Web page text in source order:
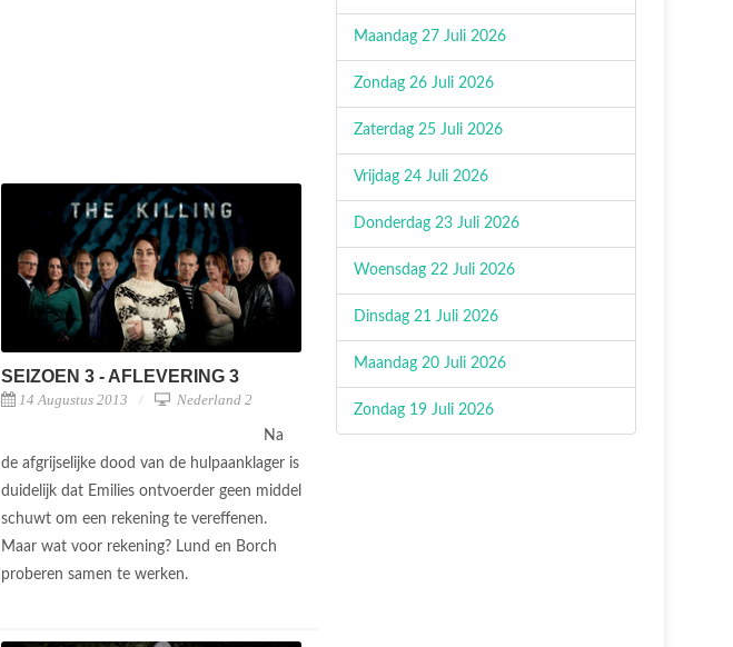
SEIZOEN 3 - AFLEVERING 3
14 Augustus 2013 Nederland 2
Na
de afgrijselijke dood van de hulpaanklager is
duidelijk dat Emilies ontvoerder geen middel
schuwt om een rekening te vereffenen.
Maar wat voor rekening? Lund en Borch
proberen samen te werken.
Maandag 27 Juli 2026
Zondag 26 Juli 2026
Zaterdag 25 Juli 2026
Vrijdag 24 Juli 2026
Donderdag 23 Juli 2026
Woensdag 22 Juli 2026
Dinsdag 21 Juli 2026
Maandag 20 Juli 2026
Zondag 19 Juli 2026